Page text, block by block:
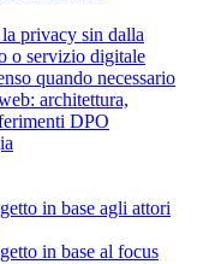
privacy sin dalla
o servizio digitale
quando necessario
architettura,
DPO
in base agli attori
in base al focus